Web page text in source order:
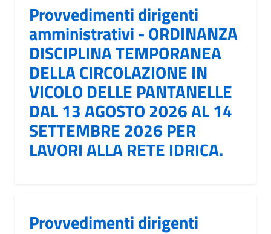
Provvedimenti dirigenti
amministrativi - ORDINANZA
DISCIPLINA TEMPORANEA
DELLA CIRCOLAZIONE IN
VICOLO DELLE PANTANELLE
DAL 13 AGOSTO 2026 AL 14
SETTEMBRE 2026 PER
LAVORI ALLA RETE IDRICA.
Provvedimenti dirigenti